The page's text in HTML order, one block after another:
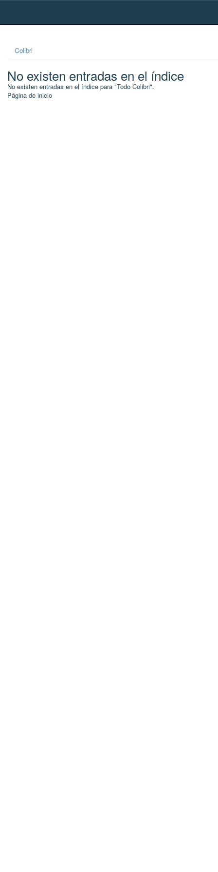
Skip
Colibri
No existen entradas en el índice
No existen entradas en el índice para "Todo Colibri".
Página de inicio